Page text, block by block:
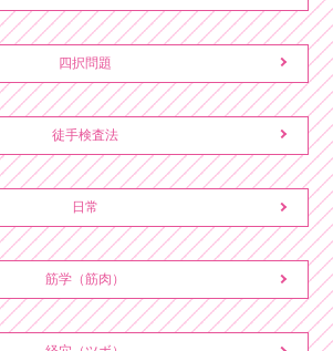
四択問題
徒手検査法
日常
筋学（筋肉）